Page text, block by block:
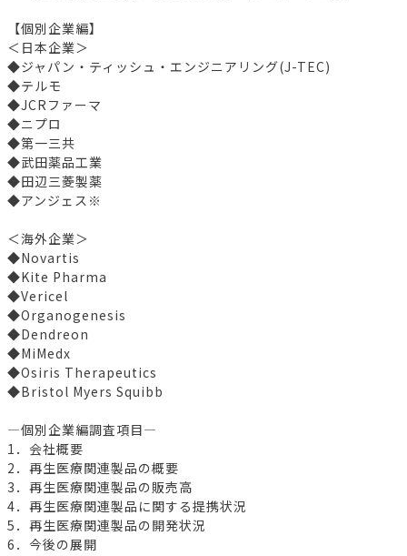
【個別企業編】
＜日本企業＞
◆ジャパン・ティッシュ・エンジニアリング(J-TEC)
◆テルモ
◆JCRファーマ
◆ニプロ
◆第一三共
◆武田薬品工業
◆田辺三菱製薬
◆アンジェス※
＜海外企業＞
◆Novartis
◆Kite Pharma
◆Vericel
◆Organogenesis
◆Dendreon
◆MiMedx
◆Osiris Therapeutics
◆Bristol Myers Squibb
―個別企業編調査項目―
1．会社概要
2．再生医療関連製品の概要
3．再生医療関連製品の販売高
4．再生医療関連製品に関する提携状況
5．再生医療関連製品の開発状況
6．今後の展開